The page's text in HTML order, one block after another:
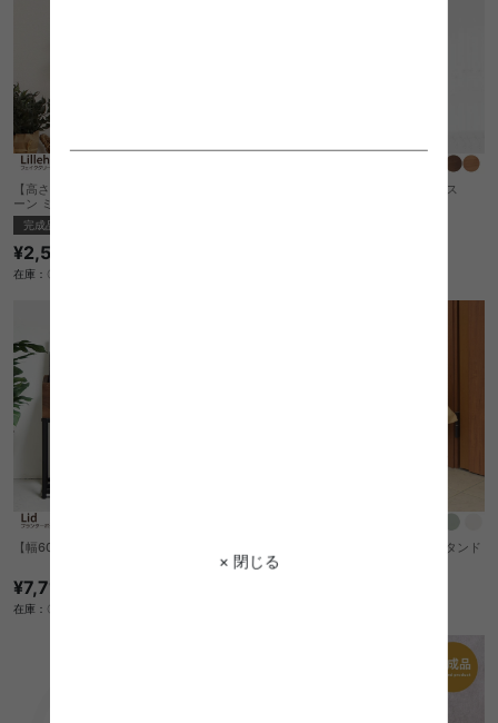
× 閉じる
【高さ44cm】Lillehammer フェイクグリ
ーン ミモザ
完成品
¥2,590
在庫：〇
【幅80cm】 Lid プランターボックス
【幅60cm】 Lid プランターボックス
¥7,710
在庫：〇
【幅60.5cm】Posio プランタースタンド